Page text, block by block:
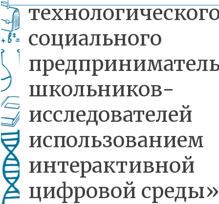
социального
школьников-
использованием
интерактивной
цифровой